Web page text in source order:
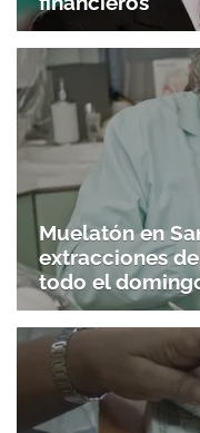
Muelatón en
extracciones
todo el